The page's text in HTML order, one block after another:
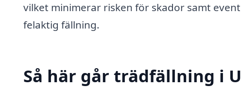
vilket minimerar risken för skador samt
felaktig fällning.
Så här går trädfällning i